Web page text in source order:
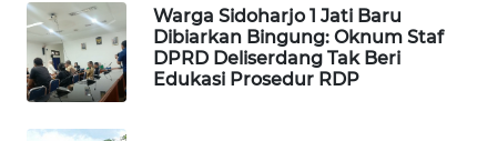
Warga Sidoharjo 1 Jati Baru
Dibiarkan Bingung: Oknum Staf
DPRD Deliserdang Tak Beri
Edukasi Prosedur RDP
KARING
NEWS
JURNAL
MARITIM